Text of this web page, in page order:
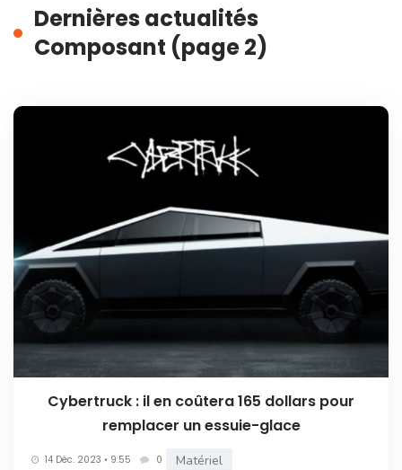
Dernières actualités
Composant (page 2)
Cybertruck : il en coûtera 165 dollars pour
remplacer un essuie-glace
14 Déc. 2023 • 9:55 0 Matériel